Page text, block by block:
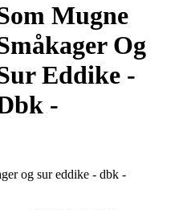
Mugne
Og
Eddike -
-
og sur eddike - dbk -